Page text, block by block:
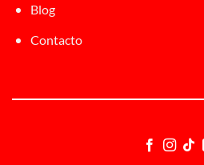
Blog
Contacto